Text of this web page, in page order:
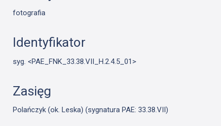
fotografia
Identyfikator
syg. <PAE_FNK_33.38.VII_H.2.4.5_01>
Zasięg
Polańczyk (ok. Leska) (sygnatura PAE: 33.38.VII)